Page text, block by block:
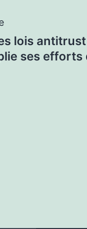
lois
ses efforts